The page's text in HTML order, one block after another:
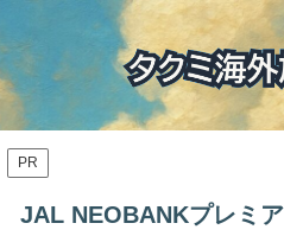
PR
JAL NEOBANKプレミ